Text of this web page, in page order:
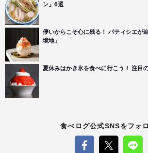
ン」6選
儚いからこそ心に残る！ パティシエが
境地」
夏休みはかき氷を食べに行こう！ 注目
食べログ公式SNSをフォ